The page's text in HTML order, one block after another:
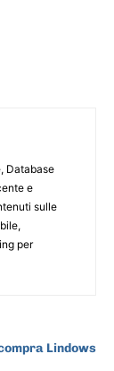
Database
e
sulle
per
Lindows